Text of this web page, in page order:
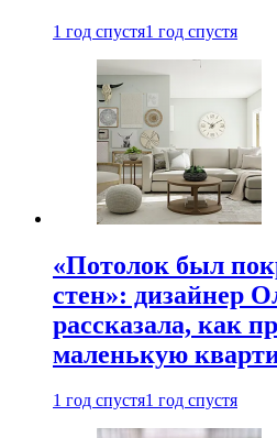
1 год спустя1 год спустя
«Потолок был
стен»: дизайнер
рассказала, как
маленькую
1 год спустя1 год спустя